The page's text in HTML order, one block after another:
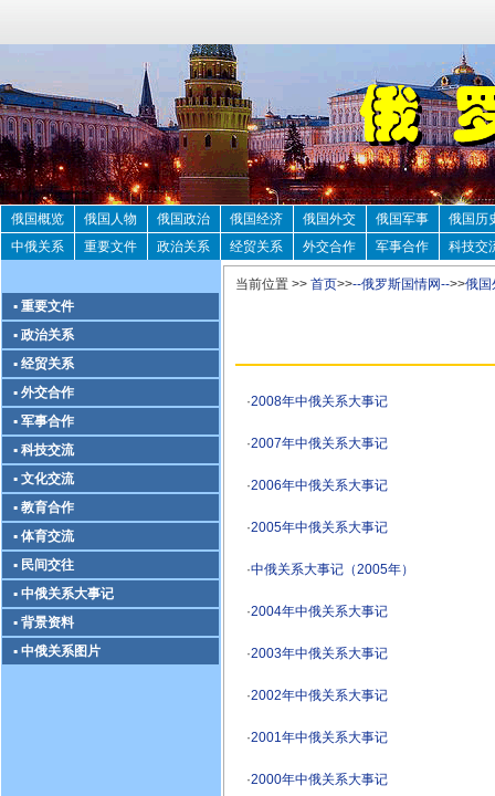
俄国概览 俄国人物 俄国政治 俄国经济 俄国外交 俄国军事
俄国历
中俄关系
重要文件 政治关系 经贸关系 外交合作 军事合作 科技交
▪ 重要文件
▪ 政治关系
▪ 经贸关系
▪ 外交合作
▪ 军事合作
▪ 科技交流
▪ 文化交流
▪ 教育合作
▪ 体育交流
▪ 民间交往
▪ 中俄关系大事记
▪ 背景资料
▪ 中俄关系图片
当前位置 >> 首页>>--俄罗斯国情网-->>俄国
·2008年中俄关系大事记
·2007年中俄关系大事记
·2006年中俄关系大事记
·2005年中俄关系大事记
·中俄关系大事记（2005年）
·2004年中俄关系大事记
·2003年中俄关系大事记
·2002年中俄关系大事记
·2001年中俄关系大事记
·2000年中俄关系大事记